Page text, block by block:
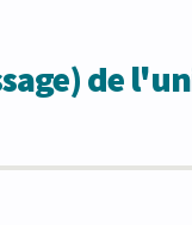
de